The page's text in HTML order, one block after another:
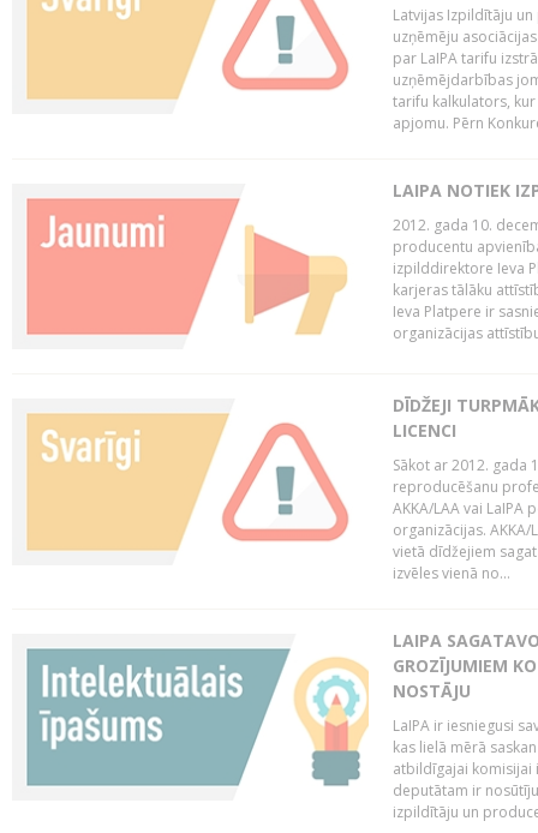
Latvijas Izpildītāju
uzņēmēju
par LaIPA tarifu
uzņēmējdarbības
tarifu kalkulators,
apjomu. Pērn
LAIPA NOTIEK
2012. gada 10.
producentu
izpilddirektore Ieva
karjeras tālāku
Ieva Platpere ir
organizācijas
DĪDŽEJI
LICENCI
Sākot ar 2012. gada
reproducēšanu
AKKA/LAA vai LaIPA
organizācijas.
vietā dīdžejiem
izvēles vienā no...
LAIPA
GROZĪJUMIEM
NOSTĀJU
LaIPA ir iesniegusi
kas lielā mērā
atbildīgajai komisijai
deputātam ir
izpildītāju un